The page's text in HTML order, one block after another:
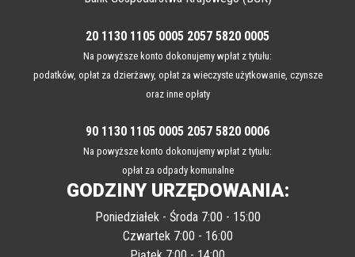
Bank Gospodarstwa Krajowego (BGK)
opłat za odpady komunalne
GODZINY URZĘDOWANIA:
Poniedziałek - Środa 7:00 - 15:00
Czwartek 7:00 - 16:00